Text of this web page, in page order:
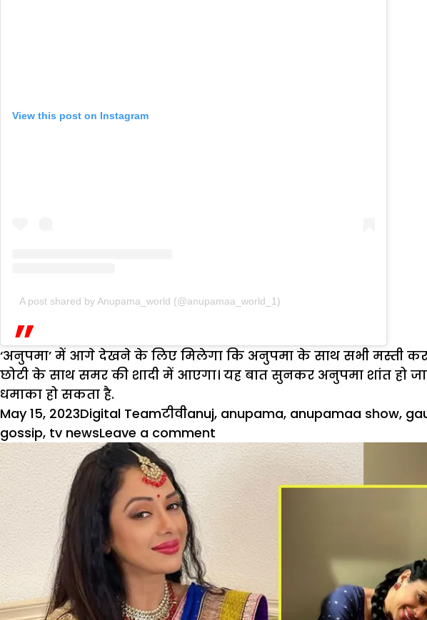
View this post on Instagram
A post shared by Anupama_world (@anupamaa_world_1)
‘अनुपमा’ में आगे देखने के लिए मिलेगा कि अनुपमा के साथ सभी मस्ती
छोटी के साथ समर की शादी में आएगा। यह बात सुनकर अनुपमा शांत हो
धमाका हो सकता है.
Posted
on
May 15, 2023Author
Digital TeamCategories
टीवीTags
anuj, anupama, anupamaa show,
gossip, tv newsLeave a comment
अनुपमा
और
अनुज
समर
की